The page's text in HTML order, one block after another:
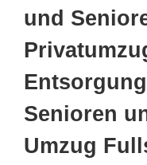
und
Senioren
Umzug